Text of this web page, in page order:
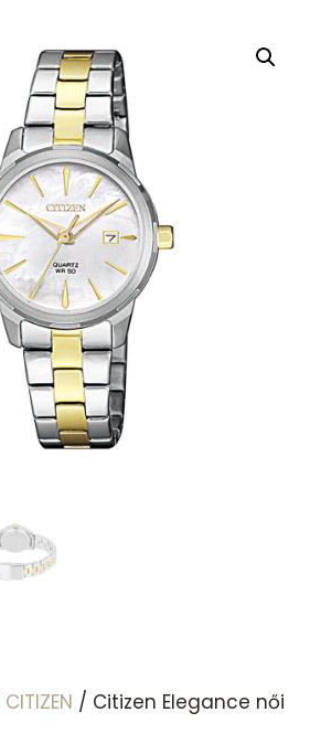
CITIZEN / Citizen Elegance női